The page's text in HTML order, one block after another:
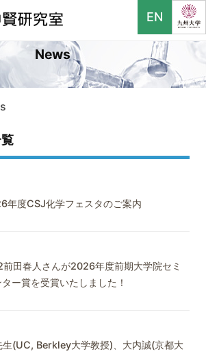
EN
News
年度CSJ化学フェスタのご案内
田春人さんが2026年度前期大学院セミ
ー賞を受賞いたしました！
(UC, Berkley大学教授)、大内誠(京都大